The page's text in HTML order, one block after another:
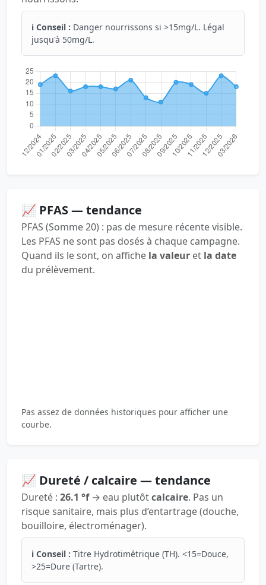
ℹ️ Conseil : Danger nourrissons si >15mg/L. Légal
jusqu'à 50mg/L.
📈 PFAS — tendance
PFAS (Somme 20) : pas de mesure récente visible.
Les PFAS ne sont pas dosés à chaque campagne.
Quand ils le sont, on affiche la valeur et la date
du prélèvement.
Pas assez de données historiques pour afficher une
courbe.
📈 Dureté / calcaire — tendance
Dureté : 26.1 °f→ eau plutôtcalcaire. Pas un
risque sanitaire, mais plus d’entartrage (douche,
bouilloire, électroménager).
ℹ️ Conseil : Titre Hydrotimétrique (TH). <15=Douce,
>25=Dure (Tartre).